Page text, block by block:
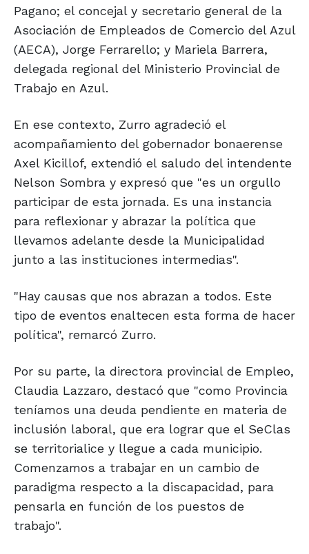
Pagano; el concejal y secretario general de la
Asociación de Empleados de Comercio del Azul
(AECA), Jorge Ferrarello; y Mariela Barrera,
delegada regional del Ministerio Provincial de
Trabajo en Azul.
En ese contexto, Zurro agradeció el
acompañamiento del gobernador bonaerense
Axel Kicillof, extendió el saludo del intendente
Nelson Sombra y expresó que "es un orgullo
participar de esta jornada. Es una instancia
para reflexionar y abrazar la política que
llevamos adelante desde la Municipalidad
junto a las instituciones intermedias".
"Hay causas que nos abrazan a todos. Este
tipo de eventos enaltecen esta forma de hacer
política", remarcó Zurro.
Por su parte, la directora provincial de Empleo,
Claudia Lazzaro, destacó que "como Provincia
teníamos una deuda pendiente en materia de
inclusión laboral, que era lograr que el SeClas
se territorialice y llegue a cada municipio.
Comenzamos a trabajar en un cambio de
paradigma respecto a la discapacidad, para
pensarla en función de los puestos de
trabajo".